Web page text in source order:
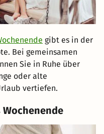
gibt es in der
Bei gemeinsamen
Sie in Ruhe über
oder alte
vertiefen.